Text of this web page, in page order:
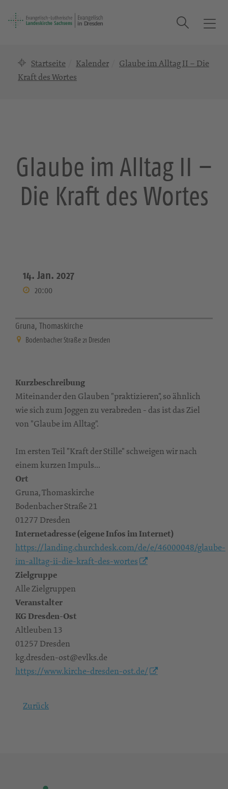
T
g
o
Suche
Startseite Kalender
Glaube im Alltag II – Die
Kraft des Wortes
Glaube im Alltag II –
Die Kraft des Wortes
14. Jan. 2027
20:00
Gruna, Thomaskirche
Bodenbacher Straße 21 Dresden
Kurzbeschreibung
Miteinander den Glauben "praktizieren", so ähnlich
wie sich zum Joggen zu verabreden - das ist das Ziel
von "Glaube im Alltag".
Im ersten Teil "Kraft der Stille" schweigen wir nach
einem kurzen Impuls...
Ort
Gruna, Thomaskirche
Bodenbacher Straße 21
01277 Dresden
Internetadresse (eigene Infos im Internet)
https://landing.churchdesk.com/de/e/46000048/glaube-
im-alltag-ii-die-kraft-des-wortes
Zielgruppe
Alle Zielgruppen
Veranstalter
KG Dresden-Ost
Altleuben 13
01257 Dresden
kg.dresden-ost@evlks.de
https://www.kirche-dresden-ost.de/
Zurück